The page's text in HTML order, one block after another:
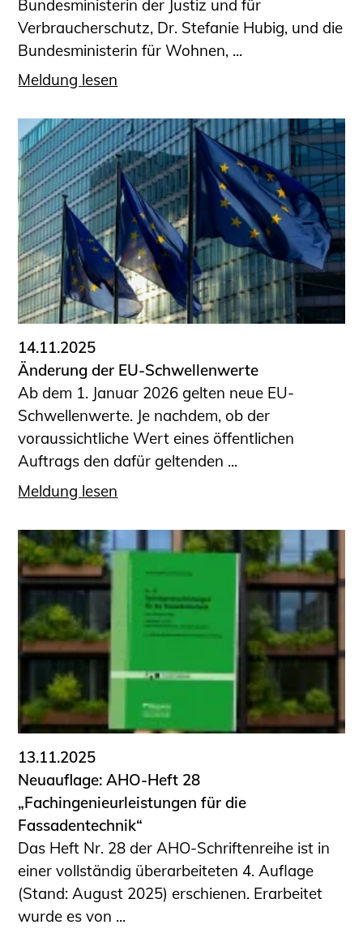
Bundesministerin der Justiz und für
Verbraucherschutz, Dr. Stefanie Hubig, und die
Bundesministerin für Wohnen, ...
Meldung lesen
14.11.2025
Änderung der EU-Schwellenwerte
Ab dem 1. Januar 2026 gelten neue EU-
Schwellenwerte. Je nachdem, ob der
voraussichtliche Wert eines öffentlichen
Auftrags den dafür geltenden ...
Meldung lesen
13.11.2025
Neuauflage: AHO-Heft 28
„Fachingenieurleistungen für die
Fassadentechnik“
Das Heft Nr. 28 der AHO-Schriftenreihe ist in
einer vollständig überarbeiteten 4. Auflage
(Stand: August 2025) erschienen. Erarbeitet
wurde es von ...